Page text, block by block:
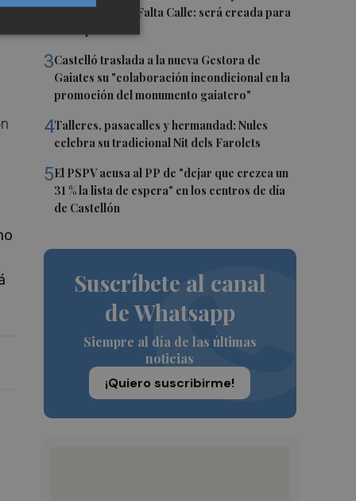
la compañía Te Falta Calle: será creada para
3Castelló traslada a la nueva Gestora de
Gaiates su "colaboración incondicional en la
promoción del monumento gaiatero"
4Talleres, pasacalles y hermandad: Nules
celebra su tradicional Nit dels Farolets
5El PSPV acusa al PP de "dejar que crezca un
31 % la lista de espera" en los centros de día
de Castellón
Suscríbete al canal
de Whatsapp
Siempre al día de las últimas
noticias
¡Quiero suscribirme!